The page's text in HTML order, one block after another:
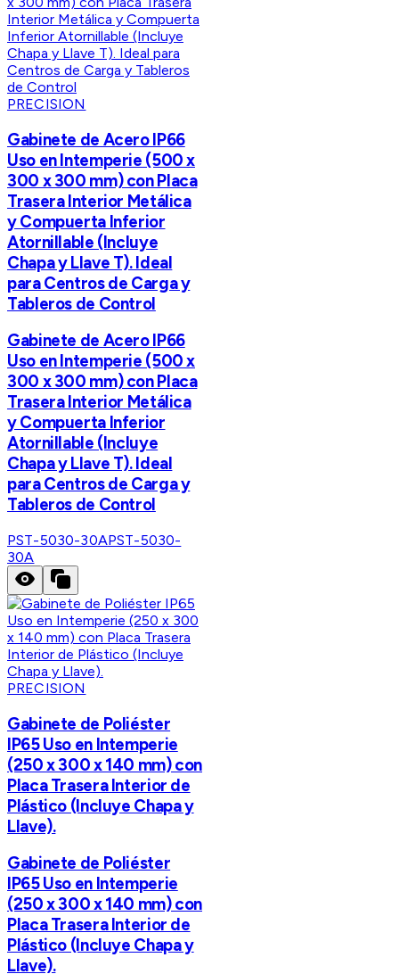
PRECISION
Gabinete de Acero IP66
Uso en Intemperie (500 x
300 x 300 mm) con Placa
Trasera Interior Metálica
y Compuerta Inferior
Atornillable (Incluye
Chapa y Llave T). Ideal
para Centros de Carga y
Tableros de Control
Gabinete de Acero IP66
Uso en Intemperie (500 x
300 x 300 mm) con Placa
Trasera Interior Metálica
y Compuerta Inferior
Atornillable (Incluye
Chapa y Llave T). Ideal
para Centros de Carga y
Tableros de Control
PST-5030-30APST-5030-
30A
PRECISION
Gabinete de Poliéster
IP65 Uso en Intemperie
(250 x 300 x 140 mm) con
Placa Trasera Interior de
Plástico (Incluye Chapa y
Llave).
Gabinete de Poliéster
IP65 Uso en Intemperie
(250 x 300 x 140 mm) con
Placa Trasera Interior de
Plástico (Incluye Chapa y
Llave).